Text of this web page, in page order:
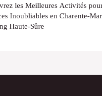
les Meilleures Activités
Inoubliables en Charente-
Haute-Sûre